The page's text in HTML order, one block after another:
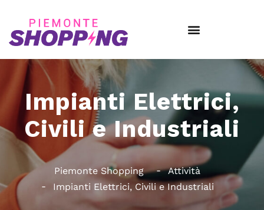
Impianti Elettrici,
Civili e Industriali
Piemonte Shopping
Attività
Impianti Elettrici, Civili e Industriali